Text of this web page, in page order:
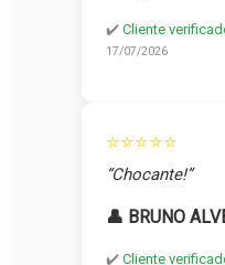
✔️ Cliente
17/07/2026
⭐⭐⭐⭐⭐
“Chocante!”
👤 BRUNO
✔️ Cliente